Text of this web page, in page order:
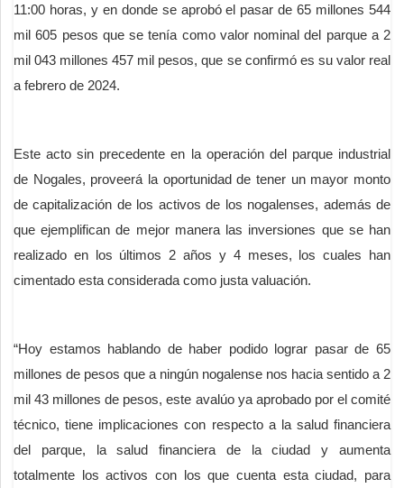
11:00 horas, y en donde se aprobó el pasar de 65 millones 544
mil 605 pesos que se tenía como valor nominal del parque a 2
mil 043 millones 457 mil pesos, que se confirmó es su valor real
a febrero de 2024.
Este acto sin precedente en la operación del parque industrial
de Nogales, proveerá la oportunidad de tener un mayor monto
de capitalización de los activos de los nogalenses, además de
que ejemplifican de mejor manera las inversiones que se han
realizado en los últimos 2 años y 4 meses, los cuales han
cimentado esta considerada como justa valuación.
“Hoy estamos hablando de haber podido lograr pasar de 65
millones de pesos que a ningún nogalense nos hacia sentido a 2
mil 43 millones de pesos, este avalúo ya aprobado por el comité
técnico, tiene implicaciones con respecto a la salud financiera
del parque, la salud financiera de la ciudad y aumenta
totalmente los activos con los que cuenta esta ciudad, para